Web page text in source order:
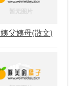
父姨母(散文)